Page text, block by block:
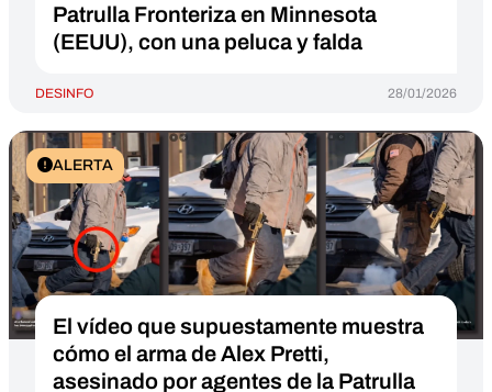
Patrulla Fronteriza en Minnesota
(EEUU), con una peluca y falda
DESINFO 28/01/2026
ALERTA
El vídeo que supuestamente muestra
cómo el arma de Alex Pretti,
asesinado por agentes de la Patrulla